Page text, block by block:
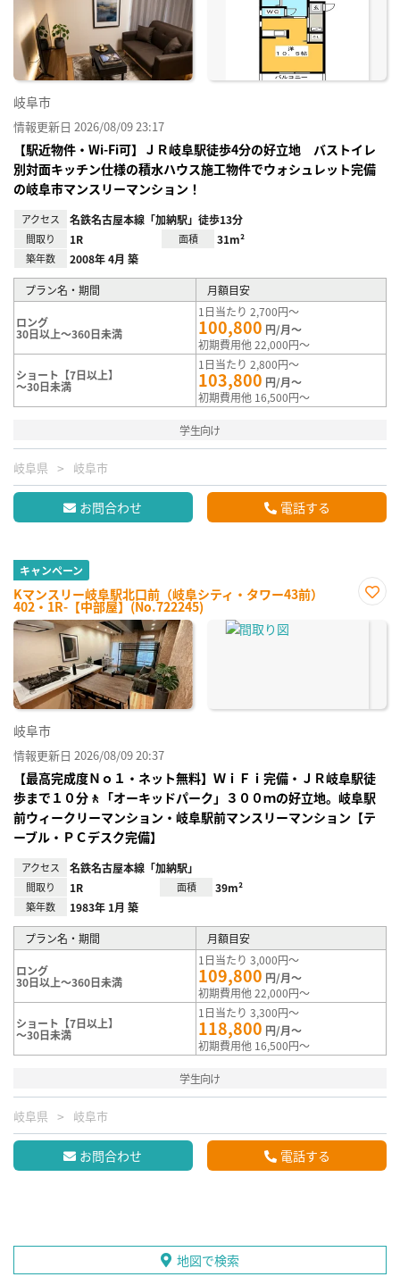
岐阜市
情報更新日 2026/08/09 23:17
【駅近物件・Wi-Fi可】ＪＲ岐阜駅徒歩4分の好立地 バストイレ
別対面キッチン仕様の積水ハウス施工物件でウォシュレット完備
の岐阜市マンスリーマンション！
アクセス 名鉄名古屋本線「加納駅」徒歩13分
間取り 1R 面積 31m²
築年数 2008年 4月 築
プラン名・期間 月額目安
ロング
30日以上～360日未満
1日当たり 2,700円～
100,800 円/月～
初期費用他 22,000円～
ショート【7日以上】
～30日未満
1日当たり 2,800円～
103,800 円/月～
初期費用他 16,500円～
学生向け
岐阜県 岐阜市
お問合わせ 電話する
キャンペーン
Kマンスリー岐阜駅北口前（岐阜シティ・タワー43前）
402・1R-【中部屋】(No.722245)
に入
岐阜市
情報更新日 2026/08/09 20:37
【最高完成度Ｎｏ１・ネット無料】ＷｉＦｉ完備・ＪＲ岐阜駅徒
歩まで１０分🚶「オーキッドパーク」３００ｍの好立地。岐阜駅
前ウィークリーマンション・岐阜駅前マンスリーマンション【テ
ーブル・ＰＣデスク完備】
アクセス 名鉄名古屋本線「加納駅」
間取り 1R 面積 39m²
築年数 1983年 1月 築
プラン名・期間 月額目安
ロング
30日以上～360日未満
1日当たり 3,000円～
109,800 円/月～
初期費用他 22,000円～
ショート【7日以上】
～30日未満
1日当たり 3,300円～
118,800 円/月～
初期費用他 16,500円～
学生向け
岐阜県 岐阜市
お問合わせ 電話する
地図で検索